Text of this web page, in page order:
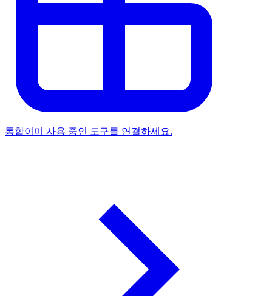
통합이미 사용 중인 도구를 연결하세요.